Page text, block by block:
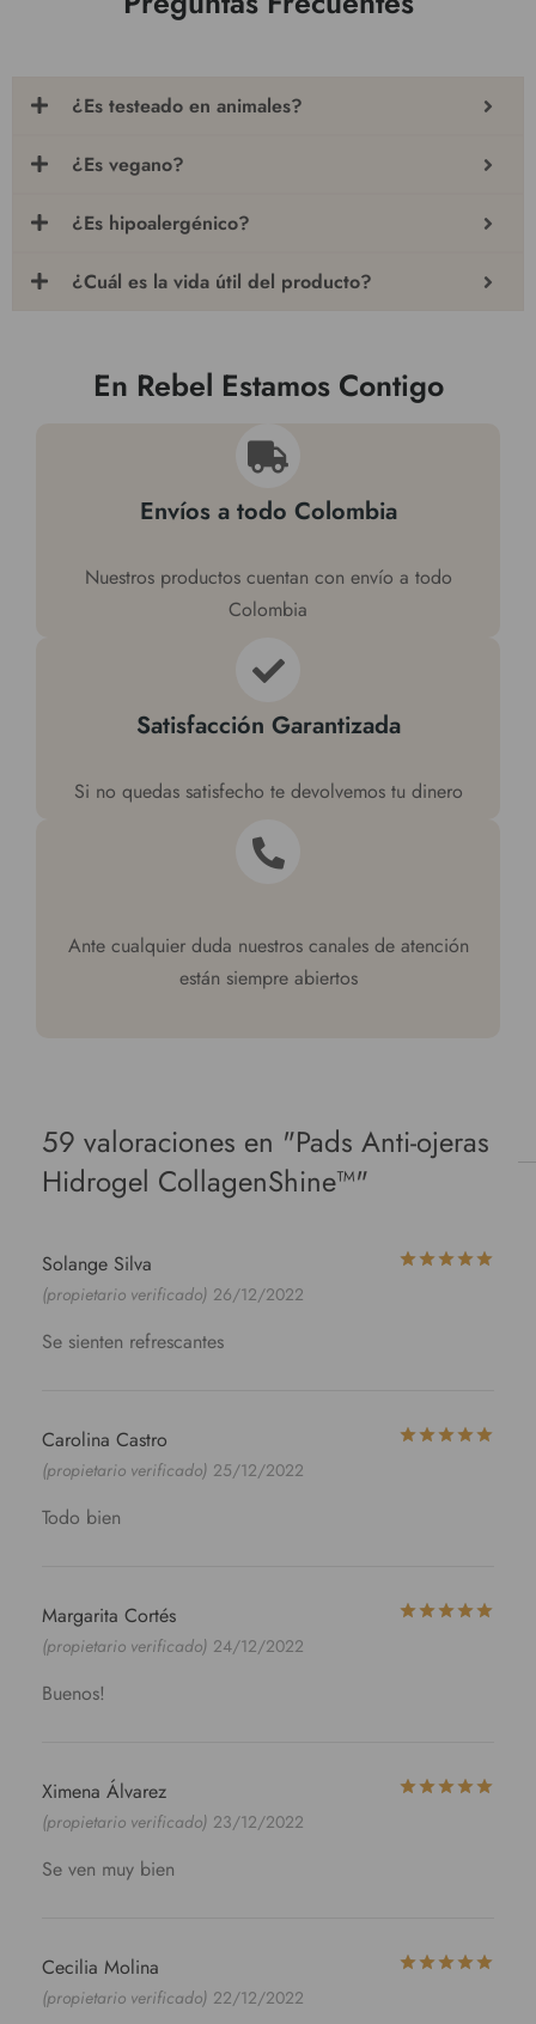
¿Es testeado en animales?
¿Es vegano?
¿Es hipoalergénico?
¿Cuál es la vida útil del producto?
En Rebel Estamos Contigo
Envíos a todo Colombia
Nuestros productos cuentan con envío a todo
Colombia
Satisfacción Garantizada
Si no quedas satisfecho te devolvemos tu dinero
Ante cualquier duda nuestros canales de atención
están siempre abiertos
59 valoraciones en
Pads Anti-ojeras
Hidrogel CollagenShine™
Solange Silva
(propietario verificado) 26/12/2022
Se sienten refrescantes
Carolina Castro
(propietario verificado) 25/12/2022
Todo bien
Margarita Cortés
(propietario verificado) 24/12/2022
Buenos!
Ximena Álvarez
(propietario verificado) 23/12/2022
Se ven muy bien
Cecilia Molina
(propietario verificado) 22/12/2022